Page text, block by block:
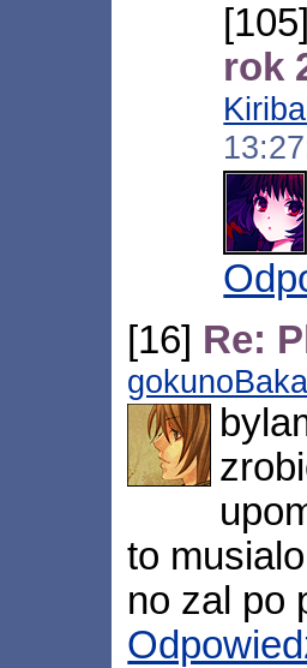
rok
[16] Re:
gokunoBaka
to
no zal po